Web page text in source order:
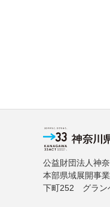
公益財団法人神
本部県域展開事
下町252 グラン